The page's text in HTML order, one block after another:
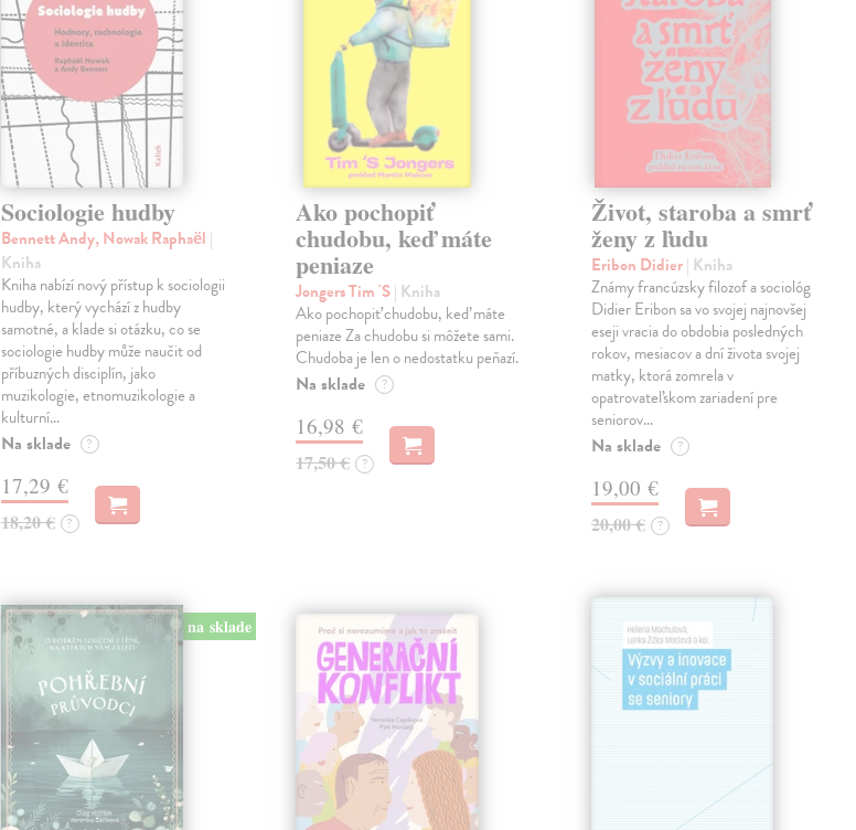
Sociologie hudby
Bennett Andy, Nowak Raphaël |
Kniha
Kniha nabízí nový přístup k sociologii
hudby, který vychází z hudby
samotné, a klade si otázku, co se
sociologie hudby může naučit od
příbuzných disciplín, jako
muzikologie, etnomuzikologie a
kulturní…
Na sklade ?
17,29 €
18,20 € ?
Ako pochopiť
chudobu, keď máte
peniaze
Jongers Tim 'S| Kniha
Ako pochopiť chudobu, keď máte
peniaze Za chudobu si môžete sami.
Chudoba je len o nedostatku peňazí.
Na sklade ?
16,98 €
17,50 € ?
Život, staroba a smrť
ženy z ľudu
Eribon Didier| Kniha
Známy francúzsky filozof a sociológ
Didier Eribon sa vo svojej najnovšej
eseji vracia do obdobia posledných
rokov, mesiacov a dní života svojej
matky, ktorá zomrela v
opatrovateľskom zariadení pre
seniorov…
Na sklade ?
19,00 €
20,00 € ?
na sklade